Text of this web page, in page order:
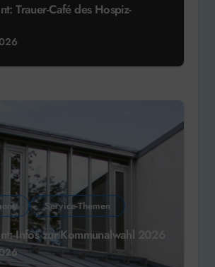
Trauer-Café des Hospiz-
Service-Themen
Infos zur Kommunalwahl 2026